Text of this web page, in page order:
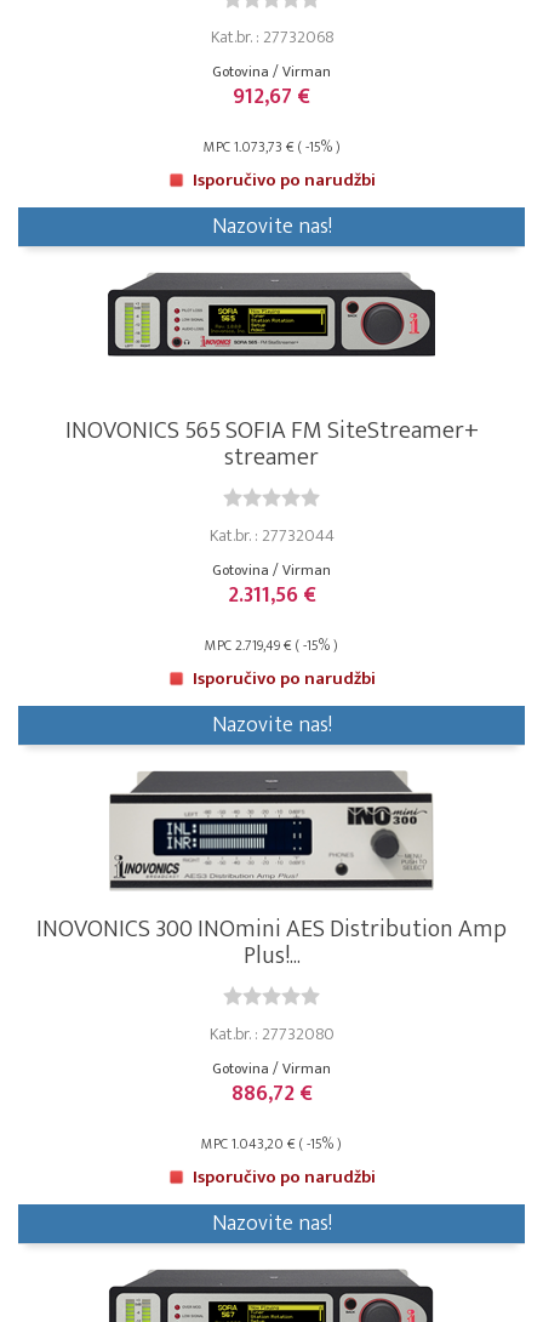
Kat.br. : 27732068
Gotovina / Virman
912,67 €
MPC 1.073,73 € ( -15% )
Isporučivo po narudžbi
Nazovite nas!
INOVONICS 565 SOFIA FM SiteStreamer+
streamer
Kat.br. : 27732044
Gotovina / Virman
2.311,56 €
MPC 2.719,49 € ( -15% )
Isporučivo po narudžbi
Nazovite nas!
INOVONICS 300 INOmini AES Distribution Amp
Plus!...
Kat.br. : 27732080
Gotovina / Virman
886,72 €
MPC 1.043,20 € ( -15% )
Isporučivo po narudžbi
Nazovite nas!